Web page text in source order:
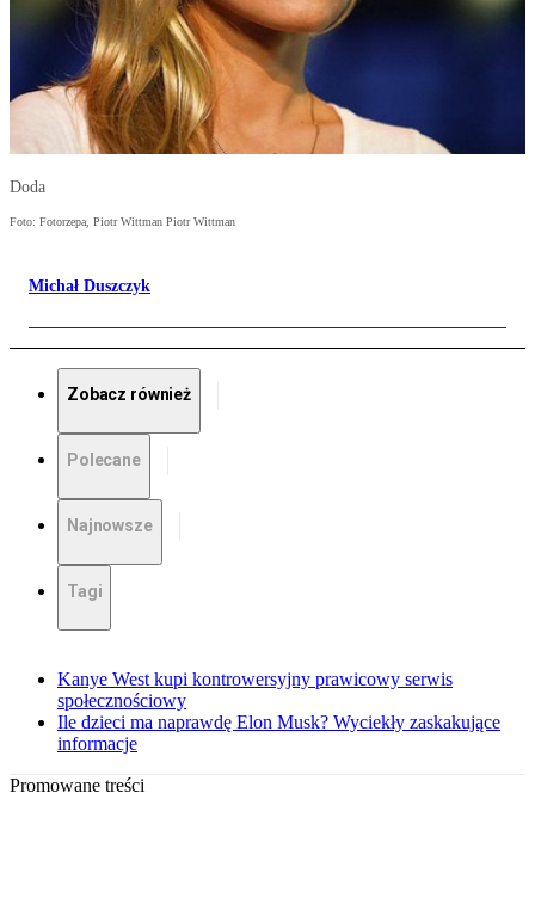
Doda
Foto: Fotorzepa, Piotr Wittman Piotr Wittman
Michał Duszczyk
Zobacz również
Polecane
Najnowsze
Tagi
Kanye West kupi kontrowersyjny prawicowy serwis
społecznościowy
Ile dzieci ma naprawdę Elon Musk? Wyciekły zaskakujące
informacje
Promowane treści